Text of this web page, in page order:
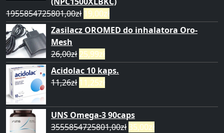
1955854725801,00zł 19,00zł
Zasilacz OROMED do inhalatora Oro-
Mesh
26,00zł 25,99zł
Acidolac 10 kaps.
11,26zł 11,25zł
UNS Omega-3 90caps
3555854725801,00zł 35,00zł